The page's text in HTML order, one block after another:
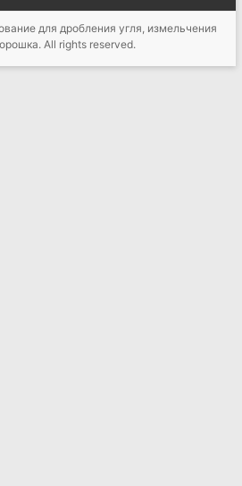
для дробления угля, измельчения
. All rights reserved.